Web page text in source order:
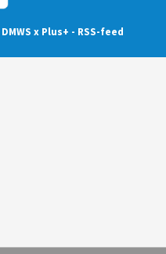
DMWS x Plus+ - RSS-feed